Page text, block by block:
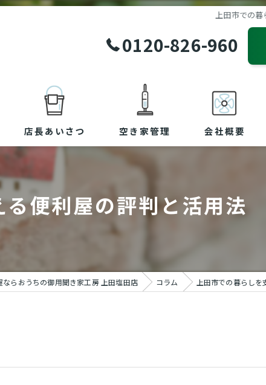
上田市での暮
0120-826-960
店長あいさつ 空き家管理 会社概要
便利屋の評判と活用法
ならおうちの御用聞き家工房 上田塩田店 コラム 上田市での暮らし